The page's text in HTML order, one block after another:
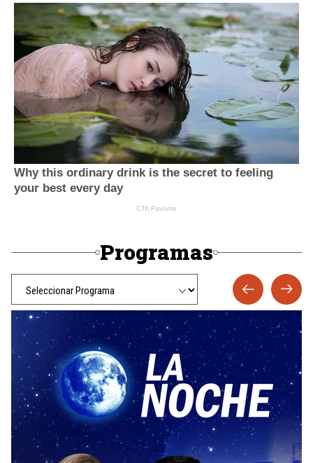
Programas